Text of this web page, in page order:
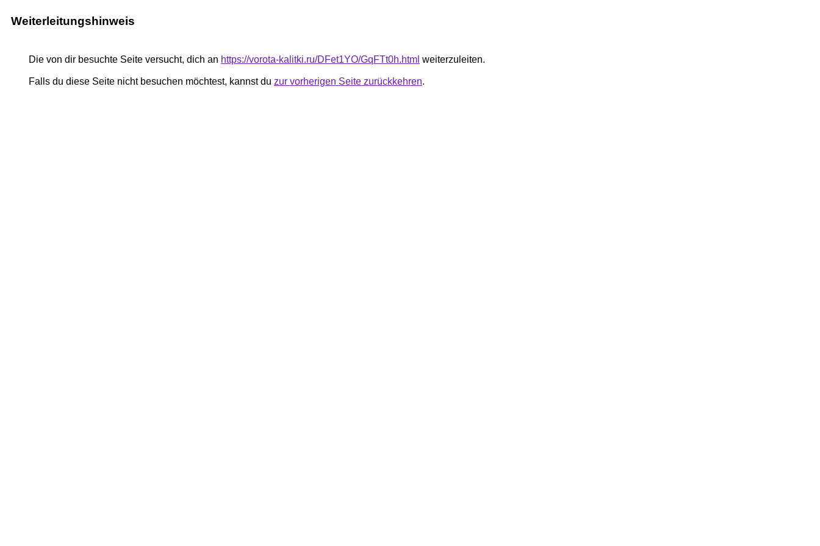
Weiterleitungshinweis
Die von dir besuchte Seite versucht, dich an https://vorota-kalitki.ru/DFet1YO/GqFTt0h.html weiterzuleiten.
Falls du diese Seite nicht besuchen möchtest, kannst du zur vorherigen Seite zurückkehren.